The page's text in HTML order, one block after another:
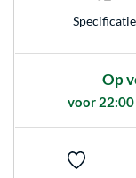
Op
voor 22:00